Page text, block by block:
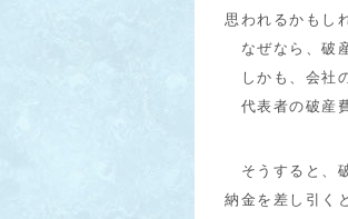
思われるかもし
なぜなら、破
しかも、会社
代表者の破産
そうすると、
納金を差し引く